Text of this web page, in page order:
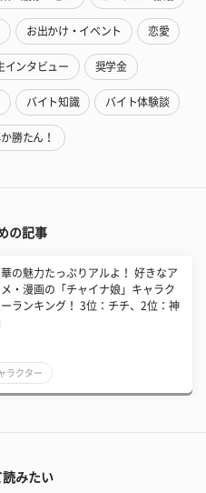
お出かけ・イベント 恋愛
インタビュー 奨学金
バイト知識 バイト体験談
勝たん！
の記事
華の魅力たっぷりアルよ！ 好きなア
メ・漫画の「チャイナ娘」キャラク
ーランキング！ 3位：チチ、2位：神
ラクター
みたい